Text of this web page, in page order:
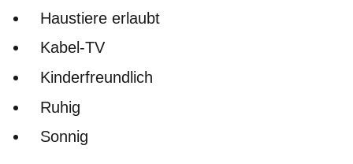
Haustiere erlaubt
Kabel-TV
Kinderfreundlich
Ruhig
Sonnig